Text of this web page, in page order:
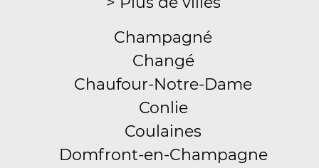
Champagné
Changé
Chaufour-Notre-Dame
Conlie
Coulaines
Domfront-en-Champagne